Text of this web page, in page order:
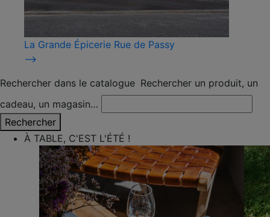
La Grande Épicerie Rue de Passy
⟶
Rechercher dans le catalogue Rechercher un produit, un
cadeau, un magasin…
Rechercher
À TABLE, C'EST L'ÉTÉ !